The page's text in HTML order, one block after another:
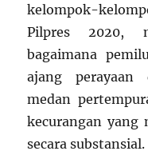
kelompok-
Pilpres 2020,
bagaimana
ajang perayaan
medan
kecurangan
secara substansial.